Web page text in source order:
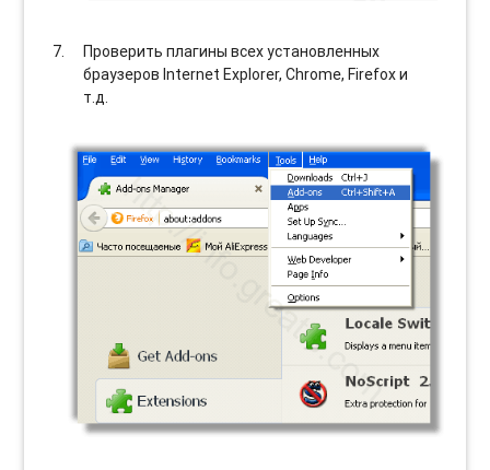
Проверить плагины всех установленных
браузеров Internet Explorer, Chrome, Firefox и
т.д.